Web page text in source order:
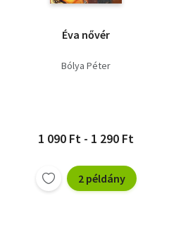
Éva nővér
Bólya Péter
1 090 Ft - 1 290 Ft
2 példány